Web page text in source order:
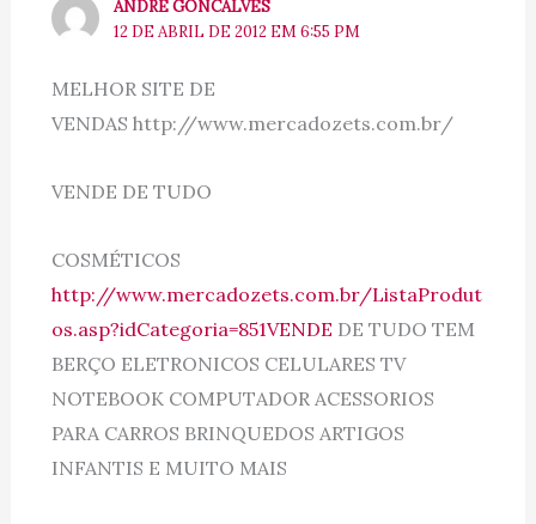
ANDRE GONCALVES
12 DE ABRIL DE 2012 EM 6:55 PM
MELHOR SITE DE
VENDAS http://www.mercadozets.com.br/
VENDE DE TUDO
COSMÉTICOS
http://www.mercadozets.com.br/ListaProdut
os.asp?idCategoria=851VENDE DE TUDO TEM
BERÇO ELETRONICOS CELULARES TV
NOTEBOOK COMPUTADOR ACESSORIOS
PARA CARROS BRINQUEDOS ARTIGOS
INFANTIS E MUITO MAIS